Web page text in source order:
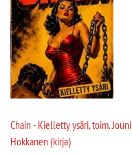
Chain - Kielletty ysäri, toim. Jouni
Hokkanen (kirja)